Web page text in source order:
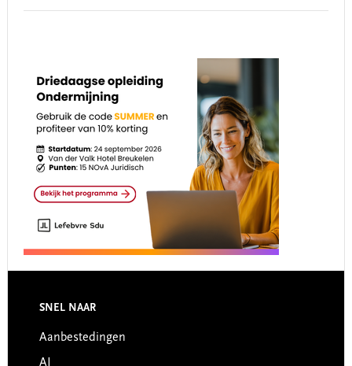
Footer
SNEL NAAR
Aanbestedingen
AI